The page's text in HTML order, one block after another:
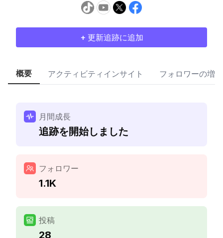
+ 更新追跡に追加
概要 アクティビティインサイト フォロワーの増加
月間成長
追跡を開始しました
フォロワー
1.1K
投稿
28